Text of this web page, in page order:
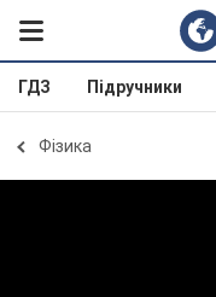
ГДЗ Підручники
Фізика